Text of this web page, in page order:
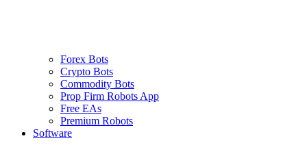
Forex Bots
Crypto Bots
Commodity Bots
Prop Firm Robots App
Free EAs
Premium Robots
Software